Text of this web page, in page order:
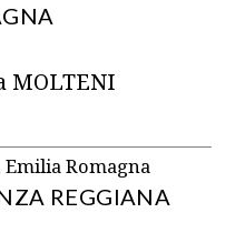
MOLTENI
Romagna
REGGIANA